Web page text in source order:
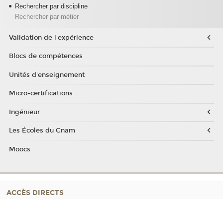
Rechercher par discipline
Rechercher par métier
Validation de l'expérience
Blocs de compétences
Unités d'enseignement
Micro-certifications
Ingénieur
Les Écoles du Cnam
Moocs
ACCÈS DIRECTS